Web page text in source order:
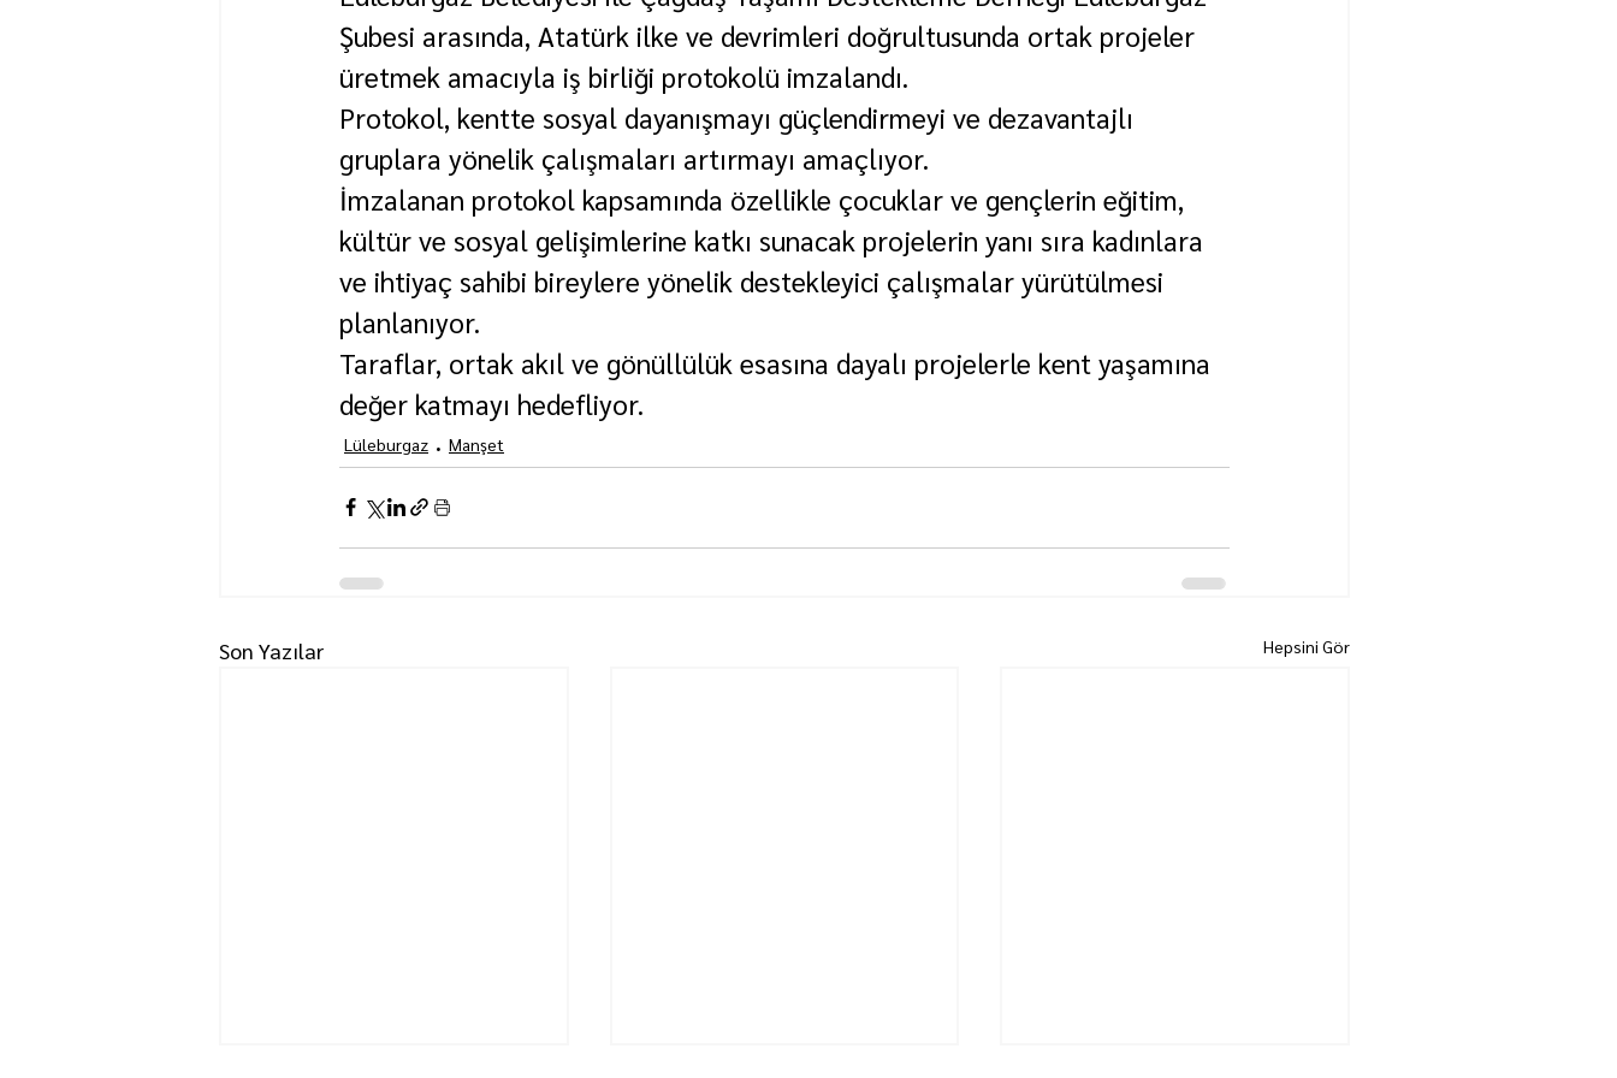
Şubesi arasında, Atatürk ilke ve devrimleri doğrultusunda ortak projeler
üretmek amacıyla iş birliği protokolü imzalandı.
Protokol, kentte sosyal dayanışmayı güçlendirmeyi ve dezavantajlı
gruplara yönelik çalışmaları artırmayı amaçlıyor.
İmzalanan protokol kapsamında özellikle çocuklar ve gençlerin eğitim,
kültür ve sosyal gelişimlerine katkı sunacak projelerin yanı sıra kadınlara
ve ihtiyaç sahibi bireylere yönelik destekleyici çalışmalar yürütülmesi
planlanıyor.
Taraflar, ortak akıl ve gönüllülük esasına dayalı projelerle kent yaşamına
değer katmayı hedefliyor.
Lüleburgaz Manşet
Son Yazılar Hepsini Gör